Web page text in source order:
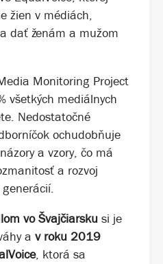
žien v médiách,
dať ženám a mužom
Monitoring Project
všetkých mediálnych
Nedostatočné
ochudobňuje
a vzory, čo má
a rozvoj
vo Švajčiarsku si je
a v roku 2019
, ktorá sa